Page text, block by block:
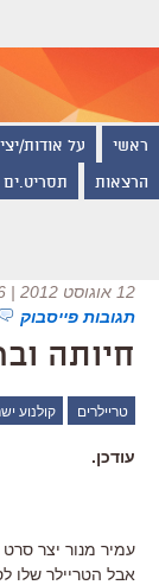
ראשי על אודות/
הרצאות תסריט.ים
12 אוגוסט 2012 | 10:56
תגובות פייסבוק
חיותה
טריילרים קולנוע
עודכן.
עמיר מנור יצר סרט
אבל הטריילר שלו